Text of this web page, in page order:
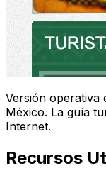
Versión operativa
México. La guía
Internet.
Recursos